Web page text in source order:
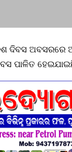
ଦିବସ ଅବସରରେ
ପାଳିତ